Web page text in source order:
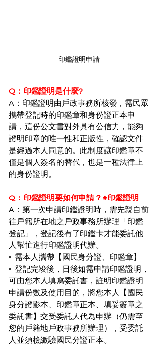
印鑑證明申請
Q：印鑑證明是什麼?
A：印鑑證明由戶政事務所核發，需民眾
攜帶登記時的印鑑章和身份證正本申
請，這份公文書對外具有公信力，能夠
證明印章的唯一性和正版性，確認文件
是經過本人同意的。此制度讓印鑑章不
僅是個人簽名的替代，也是一種法律上
的身份證明。
Q：印鑑證明要如何申請？#印鑑證明
A：第一次申請印鑑證明時，需先親自前
往戶籍所在地之戶政事務所辦理「印鑑
登記」，登記後有了印鑑卡才能委託他
人幫忙進行印鑑證明代辦。
▪︎ 需本人攜帶【國民身分證、印鑑章】
▪︎ 登記完竣後，日後如需申請印鑑證明，
可由您本人填寫委託書，註明印鑑證明
申請份數及使用目的，將您本人【國民
身分證影本、印鑑章正本、填妥簽章之
委託書】交受委託人代為申辦（仍需至
您的戶籍地戶政事務所辦理），受委託
人並須檢繳驗國民分證正本。